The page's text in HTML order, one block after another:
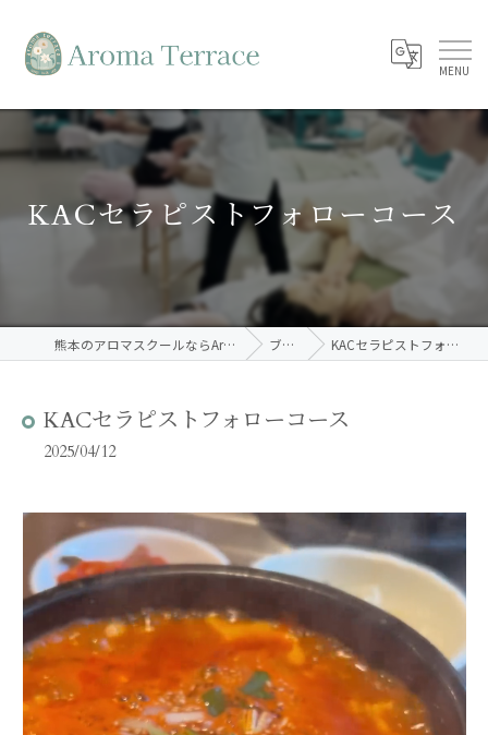
KACセラピストフォローコース
熊本のアロマスクールならAroma Terrace ブログ KACセラピストフォローコース
KACセラピストフォローコース
2025/04/12